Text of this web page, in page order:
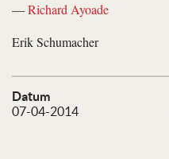
Datum
07-04-2014
—Richard Ayoade
Erik Schumacher